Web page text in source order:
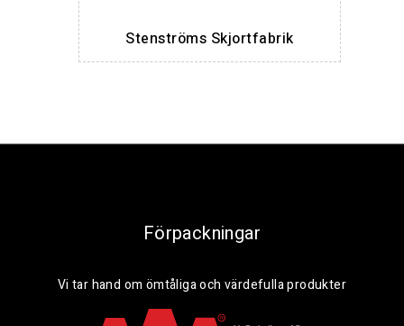
Stenströms Skjortfabrik
Förpackningar
Vi tar hand om ömtåliga och värdefulla produkter